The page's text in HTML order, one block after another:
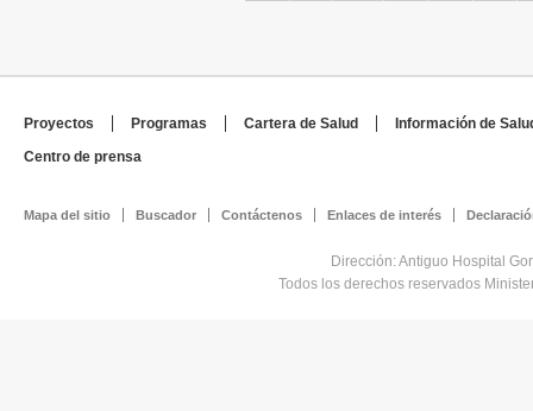
Proyectos Programas Cartera de Salud
Información de
Centro de prensa
Mapa del sitio Buscador Contáctenos Enlaces de interés
Dirección: Antiguo Hospital
Todos los derechos reservados